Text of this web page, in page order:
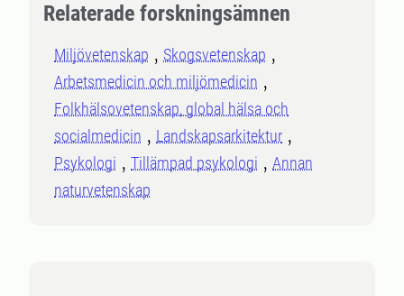
Relaterade forskningsämnen
Miljövetenskap
Skogsvetenskap
Arbetsmedicin och miljömedicin
Folkhälsovetenskap, global hälsa och
socialmedicin
Landskapsarkitektur
Psykologi
Tillämpad psykologi
Annan
naturvetenskap